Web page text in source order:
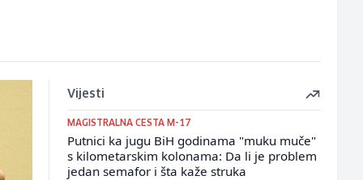
Vijesti
MAGISTRALNA CESTA M-17
Putnici ka jugu BiH godinama "muku muče"
s kilometarskim kolonama: Da li je problem
jedan semafor i šta kaže struka